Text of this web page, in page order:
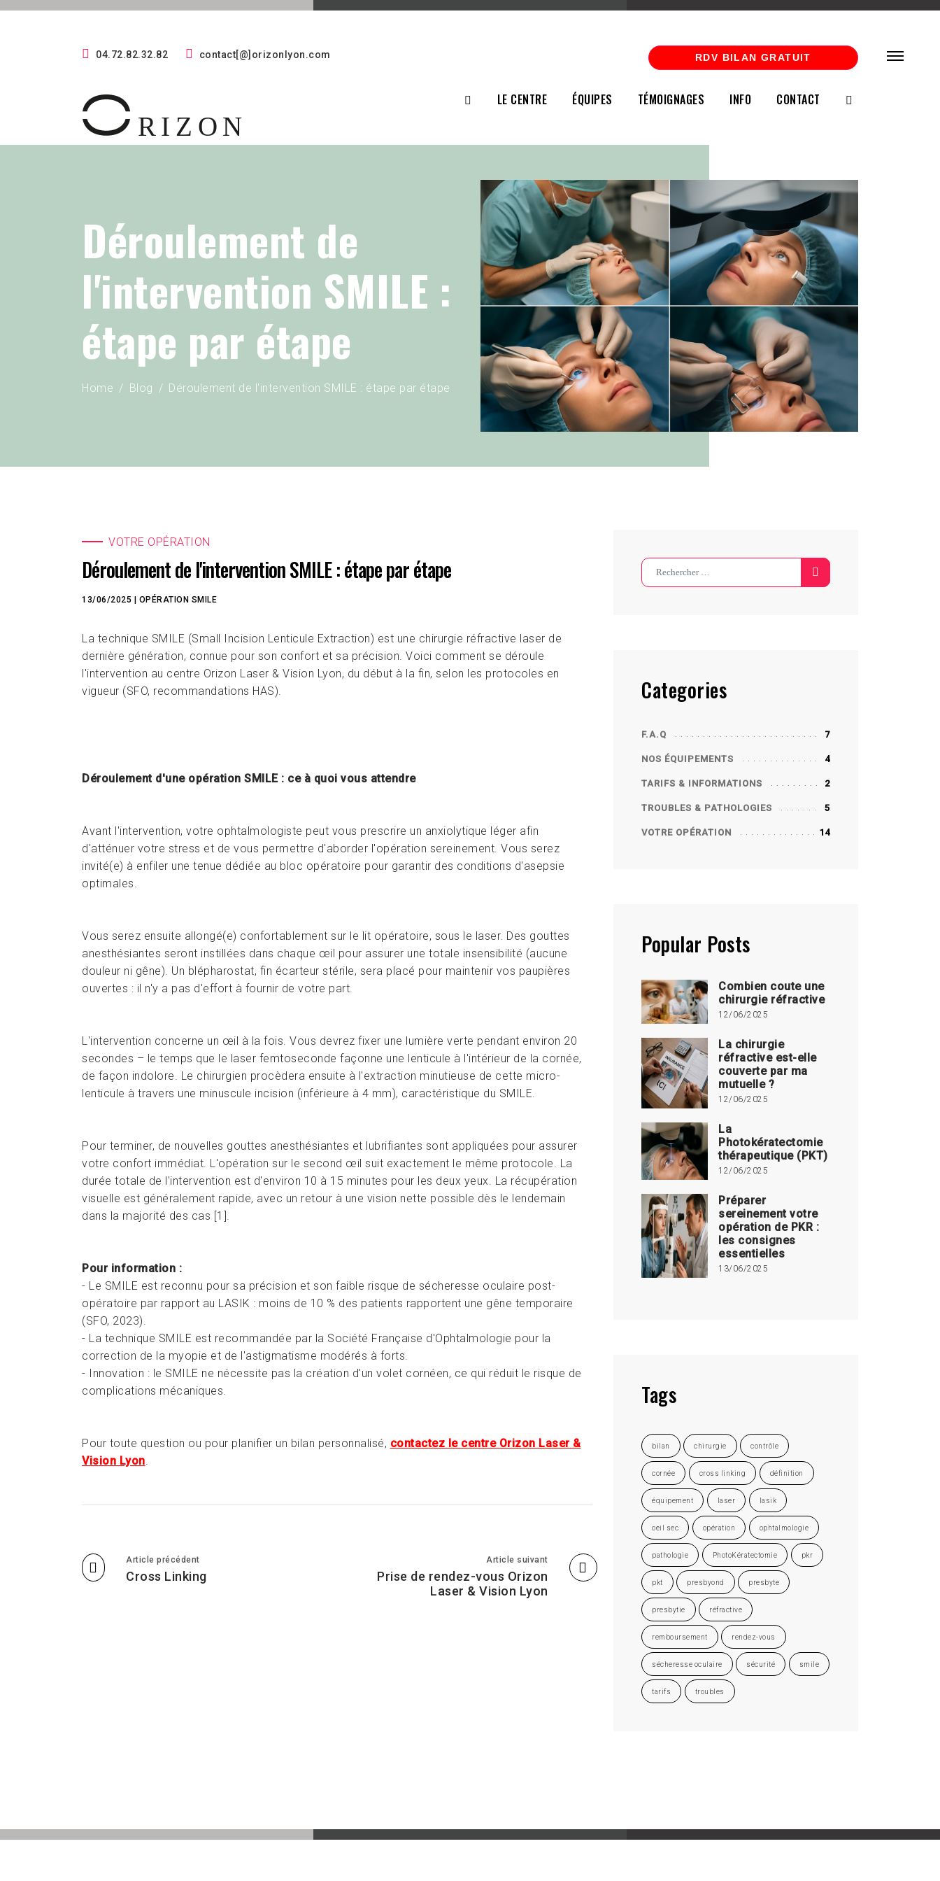
04.72.82.32.82 contact[@]orizonlyon.com RDV BILAN GRATUIT
LE CENTRE ÉQUIPES TÉMOIGNAGES INFO CONTACT
Déroulement de
l'intervention SMILE :
étape par étape
Home Blog Déroulement de l'intervention SMILE : étape par étape
VOTRE OPÉRATION
Déroulement de l'intervention SMILE : étape par étape
13/06/2025 OPÉRATION SMILE
La technique SMILE (Small Incision Lenticule Extraction) est une chirurgie réfractive laser de
dernière génération, connue pour son confort et sa précision. Voici comment se déroule
l'intervention au centre Orizon Laser & Vision Lyon, du début à la fin, selon les protocoles en
vigueur (SFO, recommandations HAS).
Déroulement d'une opération SMILE : ce à quoi vous attendre
Avant l'intervention, votre ophtalmologiste peut vous prescrire un anxiolytique léger afin
d'atténuer votre stress et de vous permettre d'aborder l'opération sereinement. Vous serez
invité(e) à enfiler une tenue dédiée au bloc opératoire pour garantir des conditions d'asepsie
optimales.
Vous serez ensuite allongé(e) confortablement sur le lit opératoire, sous le laser. Des gouttes
anesthésiantes seront instillées dans chaque œil pour assurer une totale insensibilité (aucune
douleur ni gêne). Un blépharostat, fin écarteur stérile, sera placé pour maintenir vos paupières
ouvertes : il n'y a pas d'effort à fournir de votre part.
L'intervention concerne un œil à la fois. Vous devrez fixer une lumière verte pendant environ 20
secondes – le temps que le laser femtoseconde façonne une lenticule à l'intérieur de la cornée,
de façon indolore. Le chirurgien procèdera ensuite à l'extraction minutieuse de cette micro-
lenticule à travers une minuscule incision (inférieure à 4 mm), caractéristique du SMILE.
Pour terminer, de nouvelles gouttes anesthésiantes et lubrifiantes sont appliquées pour assurer
votre confort immédiat. L'opération sur le second œil suit exactement le même protocole. La
durée totale de l'intervention est d'environ 10 à 15 minutes pour les deux yeux. La récupération
visuelle est généralement rapide, avec un retour à une vision nette possible dès le lendemain
dans la majorité des cas [1].
Pour information :
- Le SMILE est reconnu pour sa précision et son faible risque de sécheresse oculaire post-
opératoire par rapport au LASIK : moins de 10 % des patients rapportent une gêne temporaire
(SFO, 2023).
- La technique SMILE est recommandée par la Société Française d'Ophtalmologie pour la
correction de la myopie et de l'astigmatisme modérés à forts.
- Innovation : le SMILE ne nécessite pas la création d'un volet cornéen, ce qui réduit le risque de
complications mécaniques.
Pour toute question ou pour planifier un bilan personnalisé, contactez le centre Orizon Laser &
Vision Lyon.
Article précédent
Cross Linking
Article suivant
Prise de rendez-vous Orizon
Laser & Vision Lyon
Search
Categories
F.A.Q 7
NOS ÉQUIPEMENTS 4
TARIFS & INFORMATIONS 2
TROUBLES & PATHOLOGIES 5
VOTRE OPÉRATION 14
Popular Posts
Combien coute une
chirurgie réfractive
12/06/2025
La chirurgie
réfractive est-elle
couverte par ma
mutuelle ?
12/06/2025
La
Photokératectomie
thérapeutique (PKT)
12/06/2025
Préparer
sereinement votre
opération de PKR :
les consignes
essentielles
13/06/2025
Tags
bilan chirurgie contrôle
cornée cross linking définition
équipement laser lasik
oeil sec opération ophtalmologie
pathologie PhotoKératectomie pkr
pkt presbyond presbyte
presbytie réfractive
remboursement rendez-vous
sécheresse oculaire sécurité smile
tarifs troubles